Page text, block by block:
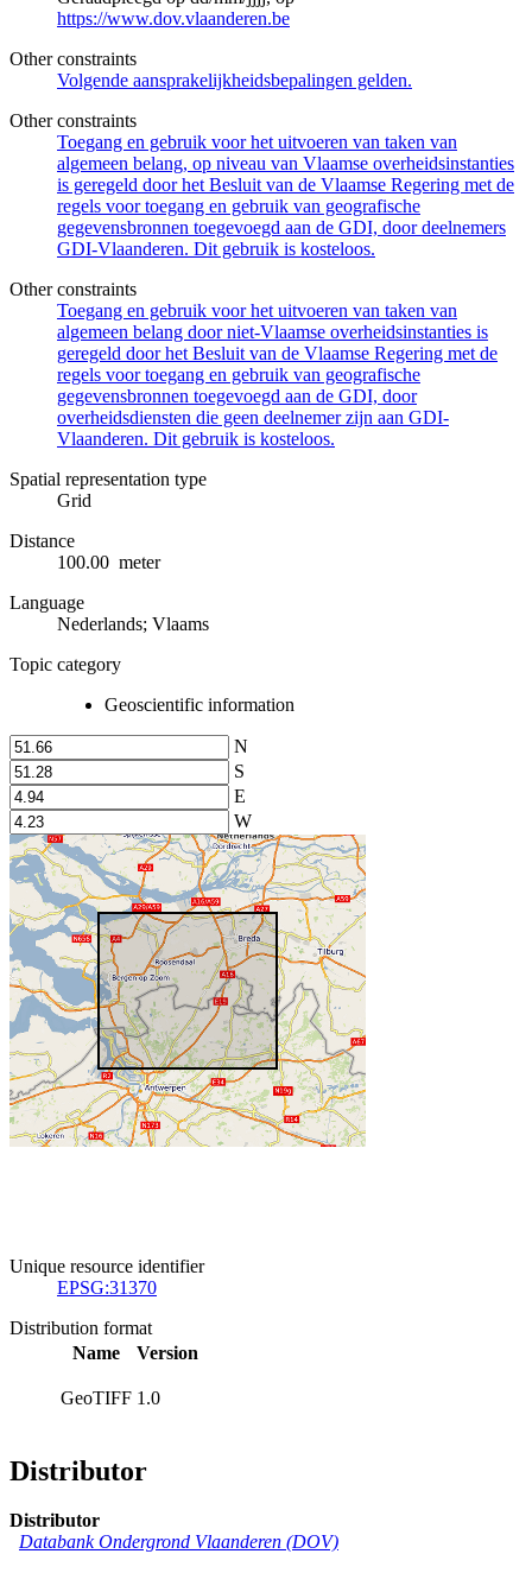
https://www.dov.vlaanderen.be
Other constraints
Volgende aansprakelijkheidsbepalingen gelden.
Other constraints
Toegang en gebruik voor het uitvoeren van taken van
algemeen belang, op niveau van Vlaamse overheidsinstanties
is geregeld door het Besluit van de Vlaamse Regering met de
regels voor toegang en gebruik van geografische
gegevensbronnen toegevoegd aan de GDI, door deelnemers
GDI-Vlaanderen. Dit gebruik is kosteloos.
Other constraints
Toegang en gebruik voor het uitvoeren van taken van
algemeen belang door niet-Vlaamse overheidsinstanties is
geregeld door het Besluit van de Vlaamse Regering met de
regels voor toegang en gebruik van geografische
gegevensbronnen toegevoegd aan de GDI, door
overheidsdiensten die geen deelnemer zijn aan GDI-
Vlaanderen. Dit gebruik is kosteloos.
Spatial representation type
Grid
Distance
100.00 meter
Language
Nederlands; Vlaams
Topic category
Geoscientific information
N
S
E
W
Unique resource identifier
EPSG:31370
Distribution format
Name
Version
GeoTIFF 1.0
Distributor
Distributor
Databank Ondergrond Vlaanderen (DOV)